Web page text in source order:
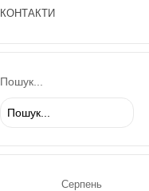
КОНТАКТИ
Пошук...
Серпень